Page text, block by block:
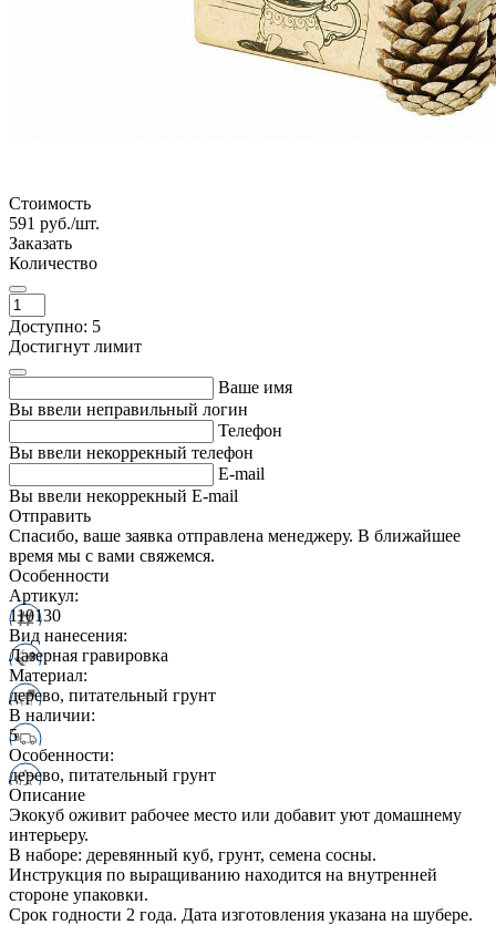
Стоимость
591 руб./шт.
Заказать
Количество
Доступно: 5
Достигнут лимит
Ваше имя
Вы ввели неправильный логин
Телефон
Вы ввели некоррекный телефон
E-mail
Вы ввели некоррекный E-mail
Отправить
Спасибо, ваше заявка отправлена менеджеру. В ближайшее
время мы с вами свяжемся.
Особенности
Артикул:
110130
Вид нанесения:
Лазерная гравировка
Материал:
дерево, питательный грунт
В наличии:
5
Особенности:
дерево, питательный грунт
Описание
Экокуб оживит рабочее место или добавит уют домашнему
интерьеру.
В наборе: деревянный куб, грунт, семена сосны.
Инструкция по выращиванию находится на внутренней
стороне упаковки.
Срок годности 2 года. Дата изготовления указана на шубере.